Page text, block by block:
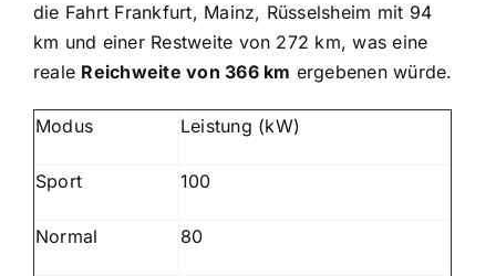
die Fahrt Frankfurt, Mainz, Rüsselsheim mit 94
km und einer Restweite von 272 km, was eine
reale Reichweite von 366 km ergebenen würde.
Modus Leistung (kW)
Sport 100
Normal 80